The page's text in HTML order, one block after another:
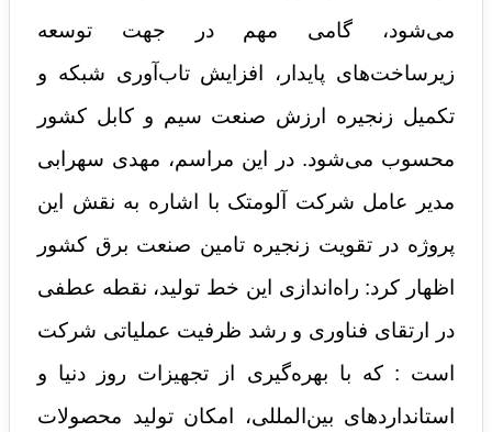
می‌شود، گامی مهم در جهت توسعه
زیرساخت‌های پایدار، افزایش تاب‌آوری شبکه و
تکمیل زنجیره ارزش صنعت سیم و کابل کشور
محسوب می‌شود. در این مراسم، مهدی سهرابی
مدیر عامل شرکت آلومتک با اشاره به نقش این
پروژه در تقویت زنجیره تامین صنعت برق کشور
اظهار کرد: راه‌اندازی این خط تولید، نقطه عطفی
در ارتقای فناوری و رشد ظرفیت عملیاتی شرکت
است : که با بهره‌گیری از تجهیزات روز دنیا و
استانداردهای بین‌المللی، امکان تولید محصولات